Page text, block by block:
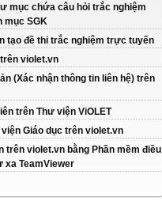
mục chứa câu hỏi trắc nghiệm
mục SGK
tạo đề thi trắc nghiệm trực tuyến
violet.vn
(Xác nhận thông tin liên hệ) trên
trên Thư viện ViOLET
Giáo dục trên violet.vn
trên violet.vn bằng Phần mềm điều
xa TeamViewer